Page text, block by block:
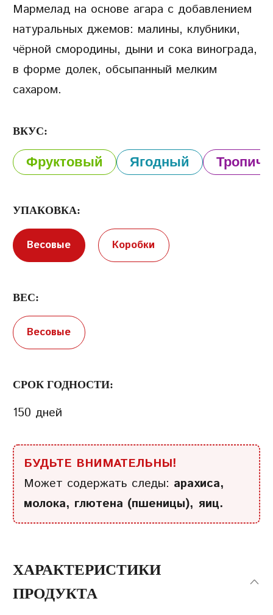
Мармелад на основе агара с добавлением
натуральных джемов: малины, клубники,
чёрной смородины, дыни и сока винограда,
в форме долек, обсыпанный мелким
сахаром.
ВКУС:
Фруктовый Ягодный
УПАКОВКА:
Весовые Коробки
ВЕС:
Весовые
СРОК ГОДНОСТИ:
150 дней
БУДЬТЕ ВНИМАТЕЛЬНЫ!
Может содержать следы: арахиса,
молока, глютена (пшеницы), яиц.
ХАРАКТЕРИСТИКИ
ПРОДУКТА
СОЗДАТЬ УЧЕТНУЮ
ЗАПИСЬ
Условия предоставления услуг
Политика